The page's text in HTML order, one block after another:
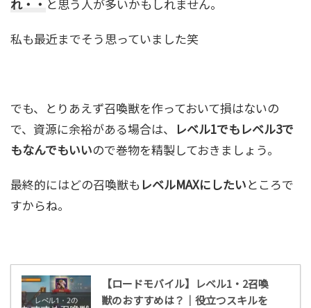
れ・・ と思う人が多いかもしれません。
私も最近までそう思っていました笑
でも、とりあえず召喚獣を作っておいて損はないの
で、資源に余裕がある場合は、 レベル1でもレベル3で
もなんでもいいので巻物を精製しておきましょう。
最終的にはどの召喚獣もレベルMAXにしたいところで
すからね。
【ロードモバイル】レベル1・2召喚
獣のおすすめは？｜役立つスキルを